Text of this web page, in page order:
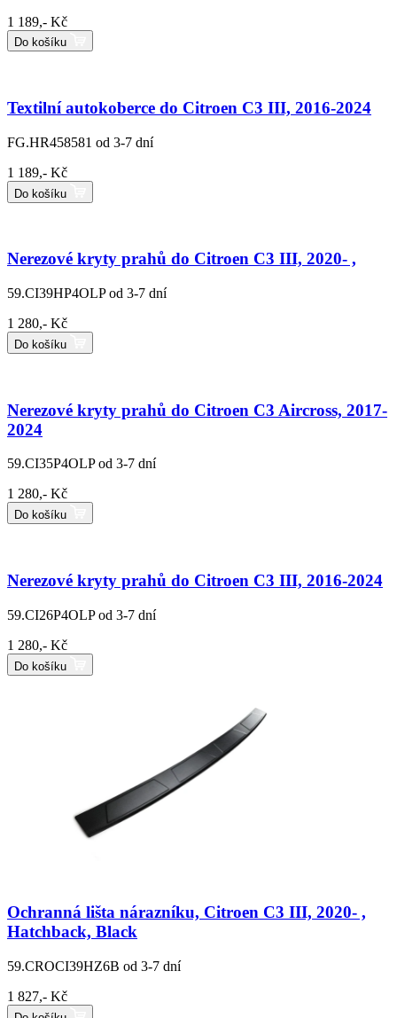
1 189,- Kč
Do košíku
Textilní autokoberce do Citroen C3 III, 2016-2024
FG.HR458581 od 3-7 dní
1 189,- Kč
Do košíku
Nerezové kryty prahů do Citroen C3 III, 2020- ,
59.CI39HP4OLP od 3-7 dní
1 280,- Kč
Do košíku
Nerezové kryty prahů do Citroen C3 Aircross, 2017-
2024
59.CI35P4OLP od 3-7 dní
1 280,- Kč
Do košíku
Nerezové kryty prahů do Citroen C3 III, 2016-2024
59.CI26P4OLP od 3-7 dní
1 280,- Kč
Do košíku
Ochranná lišta nárazníku, Citroen C3 III, 2020- ,
Hatchback, Black
59.CROCI39HZ6B od 3-7 dní
1 827,- Kč